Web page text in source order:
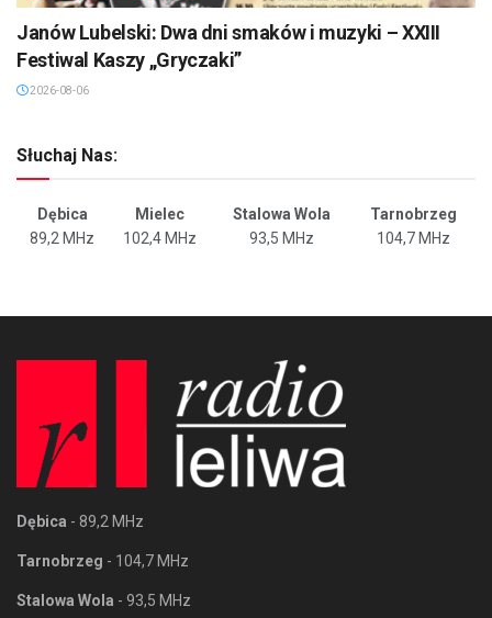
Janów Lubelski: Dwa dni smaków i muzyki – XXIII
Festiwal Kaszy „Gryczaki”
2026-08-06
Słuchaj Nas:
Dębica Mielec Stalowa Wola
Tarnobrzeg
89,2 MHz
102,4 MHz 93,5 MHz 104,7 MHz
Dębica - 89,2 MHz
Tarnobrzeg - 104,7 MHz
Stalowa Wola - 93,5 MHz